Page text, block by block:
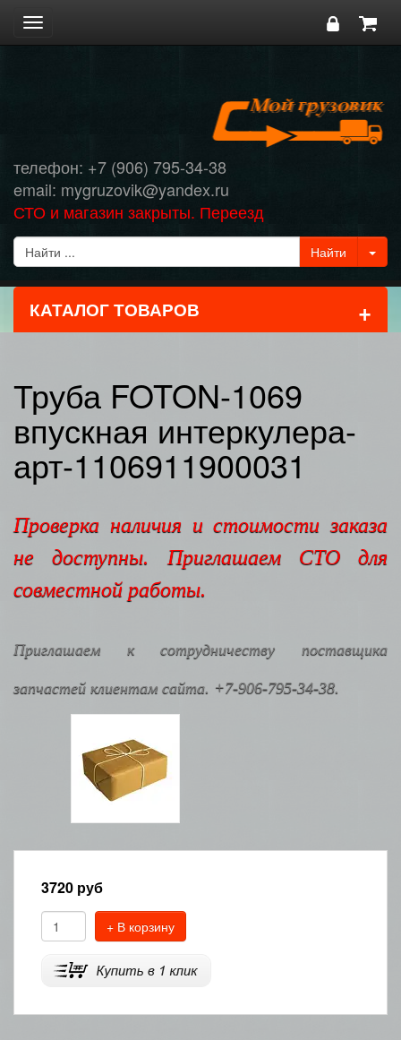
Toggle
navigation
телефон: +7 (906) 795-34-38
email: mygruzovik@yandex.ru
СТО и магазин закрыты. Переезд
КАТАЛОГ ТОВАРОВ +
Труба FOTON-1069
впускная интеркулера-
арт-1106911900031
Проверка наличия и стоимости заказа
не доступны. Приглашаем СТО для
совместной работы.
Приглашаем к сотрудничеству поставщика
запчастей клиентам сайта. +7-906-795-34-38.
3720 руб
+ В корзину